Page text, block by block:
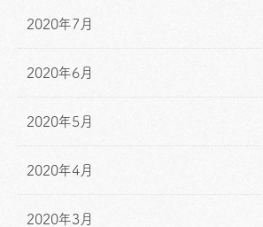
2020年7月
2020年6月
2020年5月
2020年4月
2020年3月